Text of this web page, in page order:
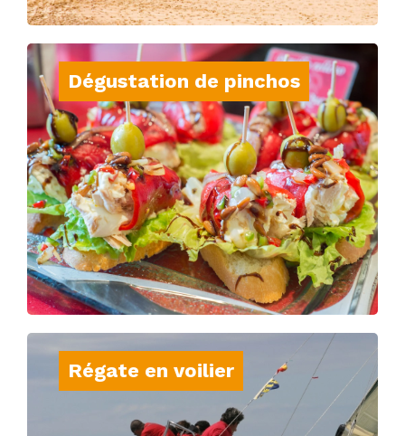
Dégustation de pinchos
Parcourez les bars à pintxos et savourez
des bouchées délicieuses qui reflètent la
richesse de la cuisine basque.
Régate en voilier